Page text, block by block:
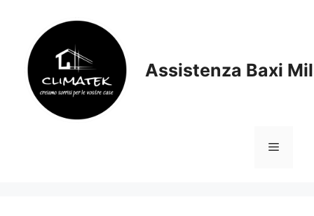
contenuto
Assistenza Baxi
Menu